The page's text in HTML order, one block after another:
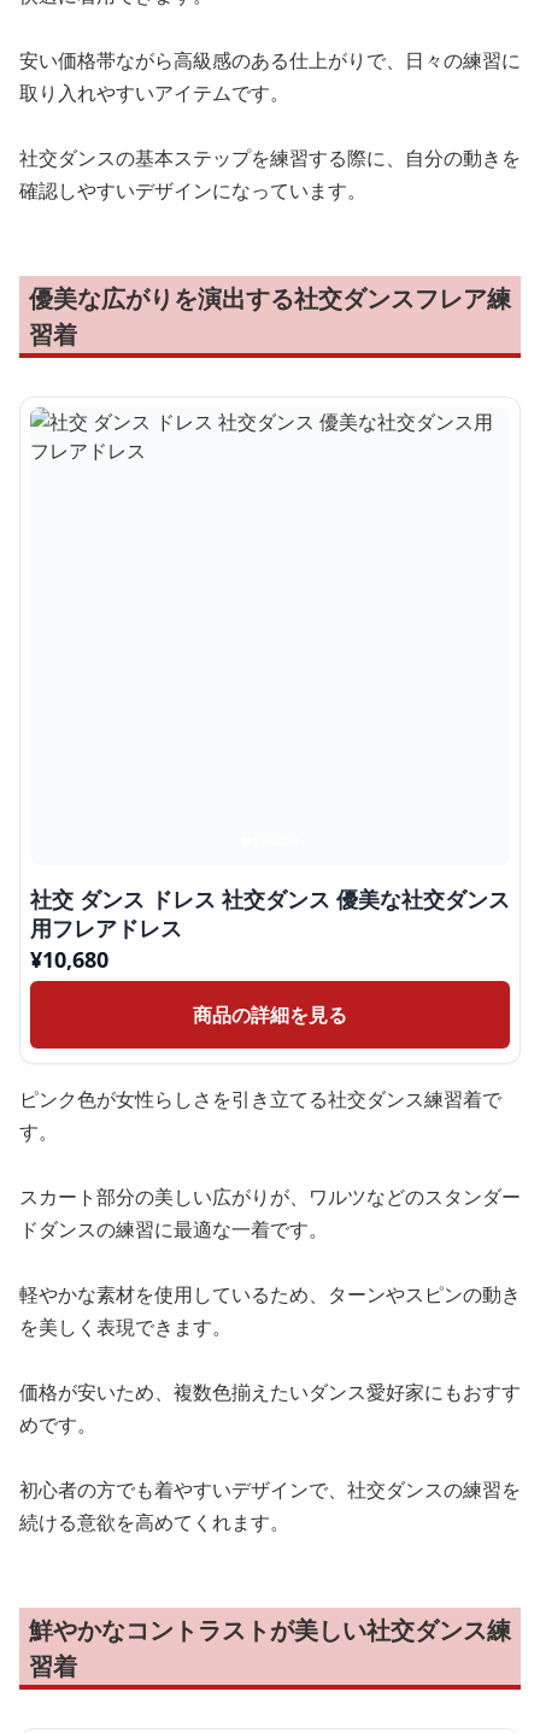
安い価格帯ながら高級感のある仕上がりで、日々の練習に
取り入れやすいアイテムです。
社交ダンスの基本ステップを練習する際に、自分の動きを
確認しやすいデザインになっています。
優美な広がりを演出する社交ダンスフレア練
習着
社交 ダンス ドレス 社交ダンス 優美な社交ダンス
用フレアドレス
¥10,680
商品の詳細を見る
ピンク色が女性らしさを引き立てる社交ダンス練習着で
す。
スカート部分の美しい広がりが、ワルツなどのスタンダー
ドダンスの練習に最適な一着です。
軽やかな素材を使用しているため、ターンやスピンの動き
を美しく表現できます。
価格が安いため、複数色揃えたいダンス愛好家にもおすす
めです。
初心者の方でも着やすいデザインで、社交ダンスの練習を
続ける意欲を高めてくれます。
鮮やかなコントラストが美しい社交ダンス練
習着